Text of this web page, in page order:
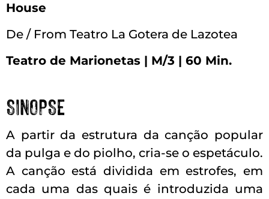
House
De / From Teatro La Gotera de Lazotea
Teatro de Marionetas | M/3 | 60 Min.
SINOPSE
A partir da estrutura da canção popular
da pulga e do piolho, cria-se o espetáculo.
A canção está dividida em estrofes, em
cada uma das quais é introduzida uma